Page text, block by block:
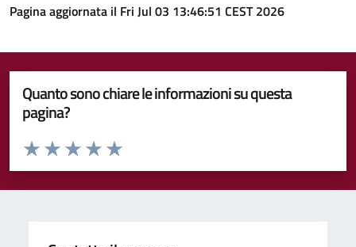
Pagina aggiornata il Fri Jul 03 13:46:51 CEST 2026
Quanto sono chiare le informazioni su questa
pagina?
Valuta da 1 a 5 stelle la pagina
Valuta 5 stelle su 5
Valuta 4 stelle su 5
Valuta 3 stelle su 5
Valuta 2 stelle su 5
Valuta 1 stelle su 5